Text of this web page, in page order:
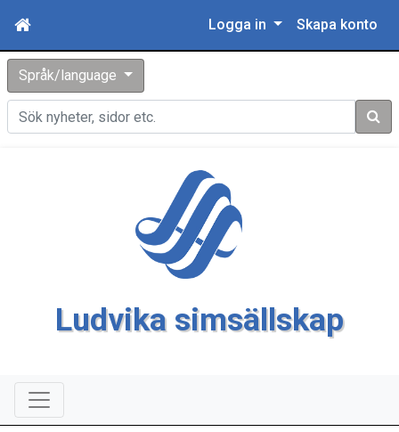
Logga in Skapa konto
Språk/language
Sök
Ludvika simsällskap